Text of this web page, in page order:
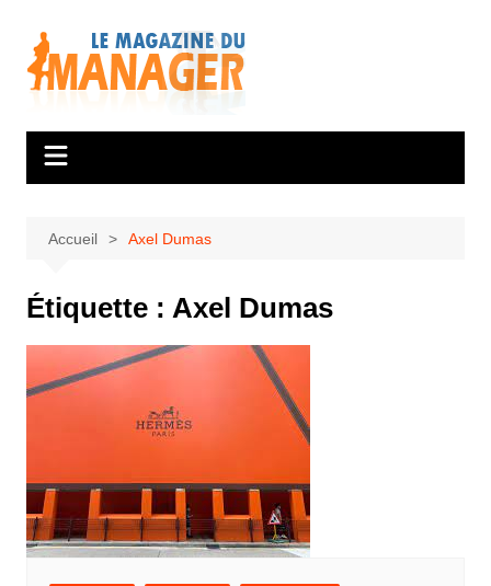
contenu
Accueil Axel Dumas
Étiquette : Axel Dumas